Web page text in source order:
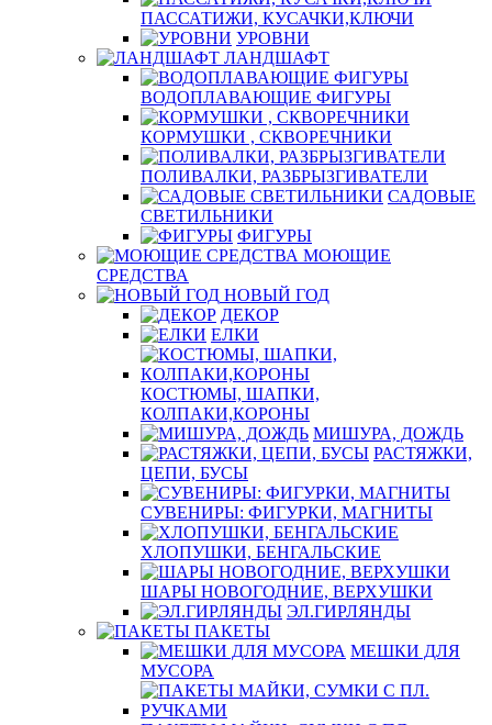
ПАССАТИЖИ, КУСАЧКИ,КЛЮЧИ
УРОВНИ
ЛАНДШАФТ
ВОДОПЛАВАЮЩИЕ ФИГУРЫ
КОРМУШКИ , СКВОРЕЧНИКИ
ПОЛИВАЛКИ, РАЗБРЫЗГИВАТЕЛИ
САДОВЫЕ
СВЕТИЛЬНИКИ
ФИГУРЫ
МОЮЩИЕ
СРЕДСТВА
НОВЫЙ ГОД
ДЕКОР
ЕЛКИ
КОСТЮМЫ, ШАПКИ,
КОЛПАКИ,КОРОНЫ
МИШУРА, ДОЖДЬ
РАСТЯЖКИ,
ЦЕПИ, БУСЫ
СУВЕНИРЫ: ФИГУРКИ, МАГНИТЫ
ХЛОПУШКИ, БЕНГАЛЬСКИЕ
ШАРЫ НОВОГОДНИЕ, ВЕРХУШКИ
ЭЛ.ГИРЛЯНДЫ
ПАКЕТЫ
МЕШКИ ДЛЯ
МУСОРА